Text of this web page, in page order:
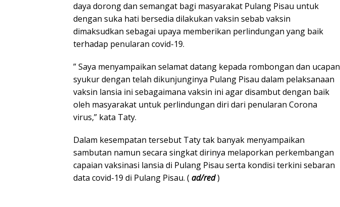
daya dorong dan semangat bagi masyarakat Pulang Pisau untuk
dengan suka hati bersedia dilakukan vaksin sebab vaksin
dimaksudkan sebagai upaya memberikan perlindungan yang baik
terhadap penularan covid-19.
” Saya menyampaikan selamat datang kepada rombongan dan ucapan
syukur dengan telah dikunjunginya Pulang Pisau dalam pelaksanaan
vaksin lansia ini sebagaimana vaksin ini agar disambut dengan baik
oleh masyarakat untuk perlindungan diri dari penularan Corona
virus,” kata Taty.
Dalam kesempatan tersebut Taty tak banyak menyampaikan
sambutan namun secara singkat dirinya melaporkan perkembangan
capaian vaksinasi lansia di Pulang Pisau serta kondisi terkini sebaran
data covid-19 di Pulang Pisau. (ad/red)